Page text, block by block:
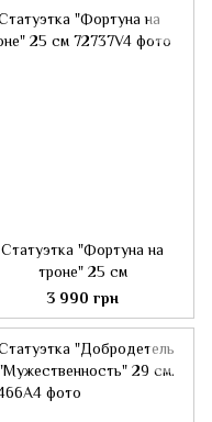
Статуэтка "Фортуна на
троне" 25 см
3 990 грн